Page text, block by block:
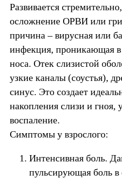
Развивается
осложнение ОРВИ или
причина – вирусная или
инфекция, проникающая в
носа. Отек слизистой
узкие каналы (соустья),
синус. Это создает
накопления слизи и гноя,
воспаление.
Симптомы у взрослого:
Интенсивная боль.
пульсирующая боль в